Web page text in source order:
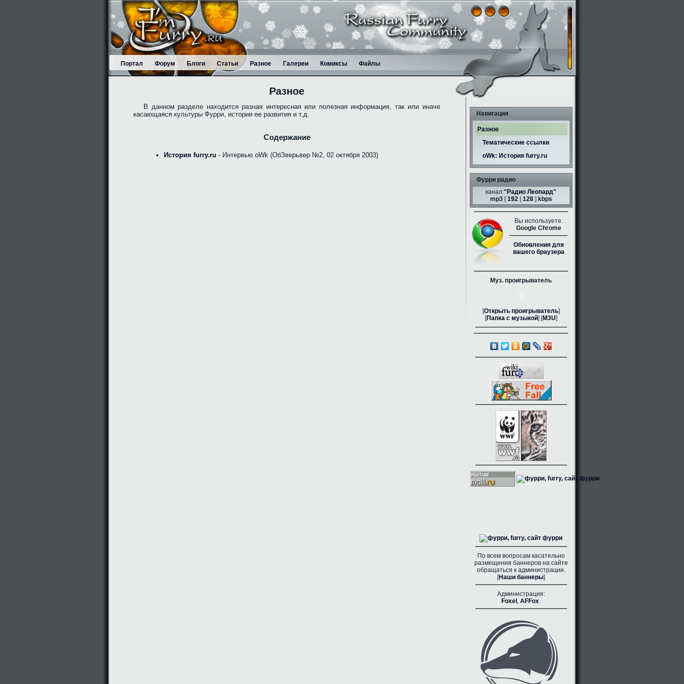
Портал Форум Блоги Статьи Разное Галереи Комиксы Файлы
Разное
В данном разделе находится разная интересная или полезная информация, так или иначе
касающаяся культуры Фурри, истории ее развития и т.д.
Содержание
История furry.ru - Интервью oWk (ОбЗверьвер №2, 02 октября 2003)
Навигация
Разное
Тематические ссылки
oWk: История furry.ru
Фурри радио
канал " Радио Леопард"
mp3[192| 128] kbps
Вы используете:
Google Chrome
Обновления для
вашего браузера
Муз. проигрыватель
[Открыть проигрыватель]
[Папка с музыкой] [M3U]
По всем вопросам касательно
размещения баннеров на сайте
обращаться к администрации.
[Наши баннеры]
Администрация:
Foxel , AFFox.